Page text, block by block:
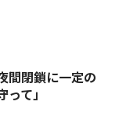
間閉鎖に一定の
て」